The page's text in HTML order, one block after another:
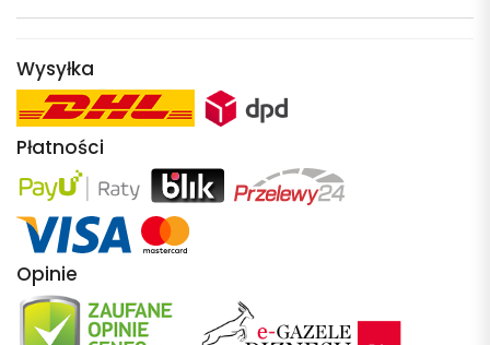
Wysyłka
Płatności
Opinie